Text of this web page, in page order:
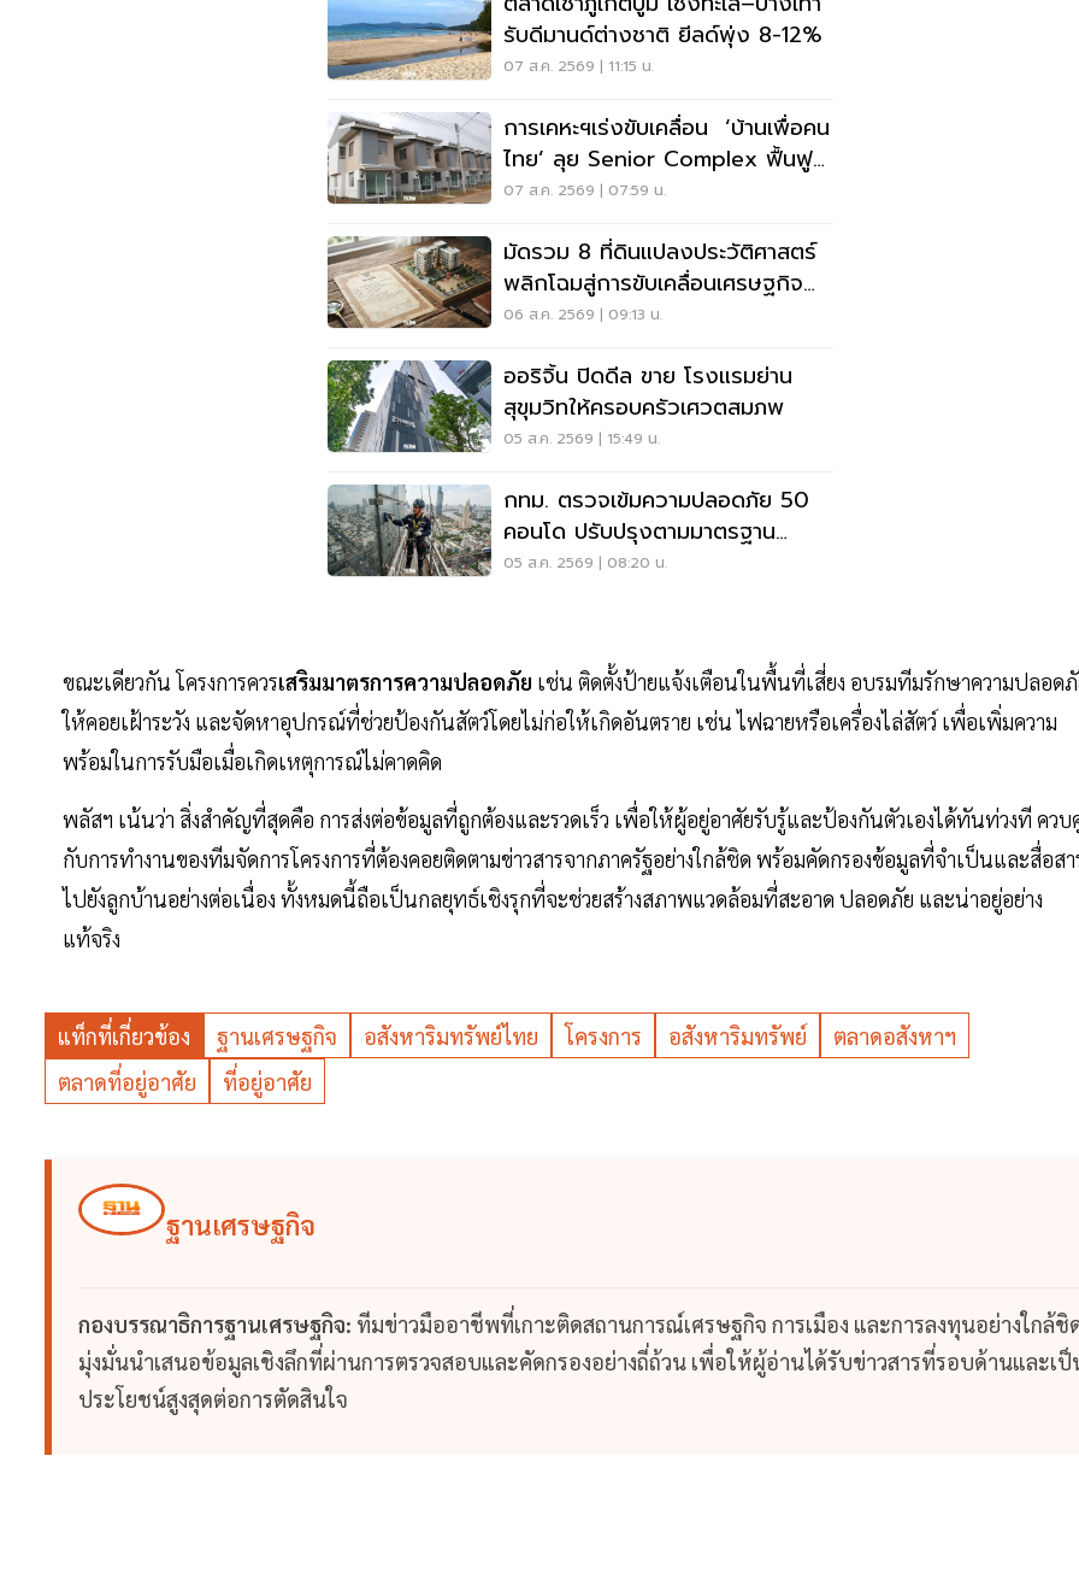
รับดีมานด์ต่างชาติ ยีลด์พุ่ง 8-12%
07 ส.ค. 2569 | 11:15 น.
การเคหะฯเร่งขับเคลื่อน ‘บ้านเพื่อคน
ไทย’ ลุย Senior Complex ฟื้นฟู
เมือง
07 ส.ค. 2569 | 07:59 น.
มัดรวม 8 ที่ดินแปลงประวัติศาสตร์
พลิกโฉมสู่การขับเคลื่อนเศรษฐกิจ
เมือง
06 ส.ค. 2569 | 09:13 น.
ออริจิ้น ปิดดีล ขาย โรงแรมย่าน
สุขุมวิทให้ครอบครัวเศวตสมภพ
05 ส.ค. 2569 | 15:49 น.
กทม. ตรวจเข้มความปลอดภัย 50
คอนโด ปรับปรุงตามมาตรฐาน
เคร่งครัด
05 ส.ค. 2569 | 08:20 น.
ขณะเดียวกัน โครงการควรเสริมมาตรการความปลอดภัย เช่น ติดตั้งป้ายแจ้งเตือนในพื้นที่เสี่ยง อบรมทีมรักษาความปลอด
ให้คอยเฝ้าระวัง และจัดหาอุปกรณ์ที่ช่วยป้องกันสัตว์โดยไม่ก่อให้เกิดอันตราย เช่น ไฟฉายหรือเครื่องไล่สัตว์ เพื่อเพิ่มความ
พร้อมในการรับมือเมื่อเกิดเหตุการณ์ไม่คาดคิด
พลัสฯ เน้นว่า สิ่งสำคัญที่สุดคือ การส่งต่อข้อมูลที่ถูกต้องและรวดเร็ว เพื่อให้ผู้อยู่อาศัยรับรู้และป้องกันตัวเองได้ทันท่วงที ควบ
กับการทำงานของทีมจัดการโครงการที่ต้องคอยติดตามข่าวสารจากภาครัฐอย่างใกล้ชิด พร้อมคัดกรองข้อมูลที่จำเป็นและสื่อสา
ไปยังลูกบ้านอย่างต่อเนื่อง ทั้งหมดนี้ถือเป็นกลยุทธ์เชิงรุกที่จะช่วยสร้างสภาพแวดล้อมที่สะอาด ปลอดภัย และน่าอยู่อย่าง
แท้จริง
แท็กที่เกี่ยวข้อง ฐานเศรษฐกิจ อสังหาริมทรัพย์ไทย โครงการ อสังหาริมทรัพย์
ตลาดอสังหาฯ
ตลาดที่อยู่อาศัย
ที่อยู่อาศัย
ฐานเศรษฐกิจ
กองบรรณาธิการฐานเศรษฐกิจ: ทีมข่าวมืออาชีพที่เกาะติดสถานการณ์เศรษฐกิจ การเมือง และการลงทุนอย่างใกล้ชิ
มุ่งมั่นนำเสนอข้อมูลเชิงลึกที่ผ่านการตรวจสอบและคัดกรองอย่างถี่ถ้วน เพื่อให้ผู้อ่านได้รับข่าวสารที่รอบด้านและเป็
ประโยชน์สูงสุดต่อการตัดสินใจ